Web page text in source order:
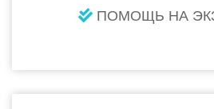
ПОМОЩЬ НА